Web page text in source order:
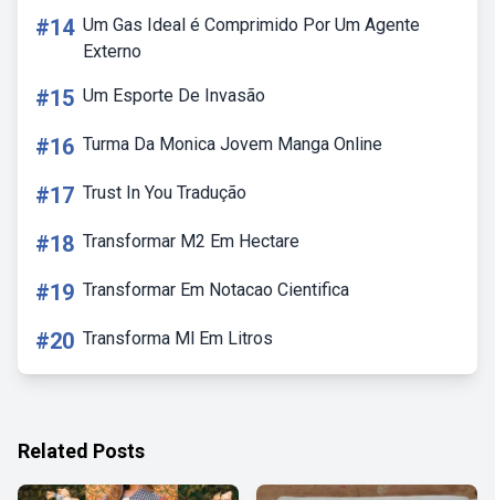
#14 Um Gas Ideal é Comprimido Por Um Agente
Externo
#15 Um Esporte De Invasão
#16 Turma Da Monica Jovem Manga Online
#17 Trust In You Tradução
#18 Transformar M2 Em Hectare
#19 Transformar Em Notacao Cientifica
#20 Transforma Ml Em Litros
Related Posts